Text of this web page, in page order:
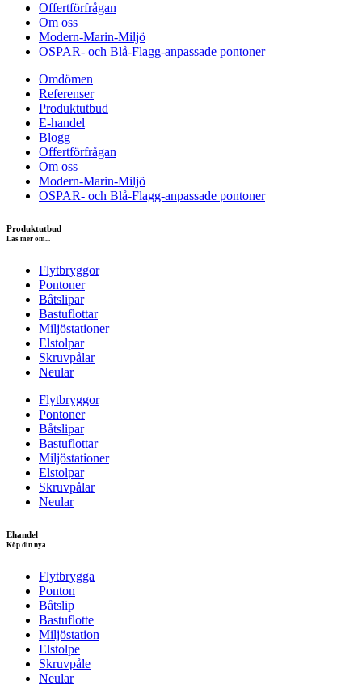
Offertförfrågan
Om oss
Modern-Marin-Miljö
OSPAR- och Blå-Flagg-anpassade pontoner
Omdömen
Referenser
Produktutbud
E-handel
Blogg
Offertförfrågan
Om oss
Modern-Marin-Miljö
OSPAR- och Blå-Flagg-anpassade pontoner
Produktutbud
Läs mer om...
Flytbryggor
Pontoner
Båtslipar
Bastuflottar
Miljöstationer
Elstolpar
Skruvpålar
Neular
Flytbryggor
Pontoner
Båtslipar
Bastuflottar
Miljöstationer
Elstolpar
Skruvpålar
Neular
Ehandel
Köp din nya...
Flytbrygga
Ponton
Båtslip
Bastuflotte
Miljöstation
Elstolpe
Skruvpåle
Neular